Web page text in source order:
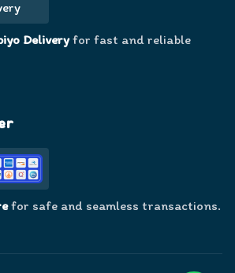
Deliveryfor fast and reliable
for safe and seamless transactions.